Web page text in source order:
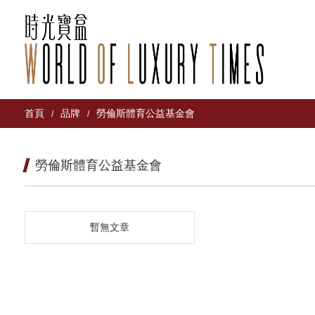
首頁 / 品牌 / 勞倫斯體育公益基金會
勞倫斯體育公益基金會
暫無文章